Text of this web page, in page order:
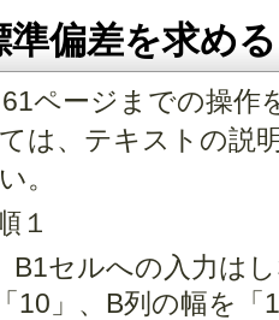
準偏差を求め
ページまでの操作
は、テキストの説
。
１
B1セルへの入力は
10」、B列の幅を「